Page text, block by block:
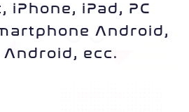
iPhone, iPad, PC
Android,
Android, ecc.